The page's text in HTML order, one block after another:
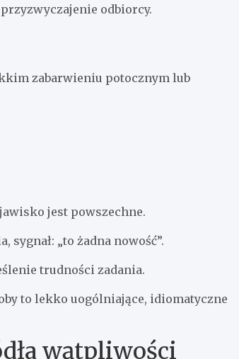
odbiorcy.
zabarwieniu potocznym lub
jest powszechne.
sygnał: „to żadna nowość”.
trudności zadania.
to lekko uogólniające, idiomatyczne
wątpliwości